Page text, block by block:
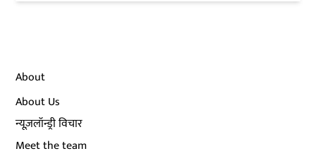
About
About Us
न्यूज़लॉन्ड्री विचार
Meet the team